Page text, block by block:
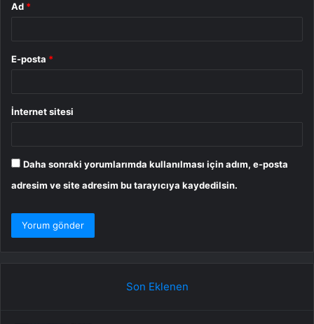
Ad *
E-posta *
İnternet sitesi
Daha sonraki yorumlarımda kullanılması için adım, e-posta
adresim ve site adresim bu tarayıcıya kaydedilsin.
Son Eklenen